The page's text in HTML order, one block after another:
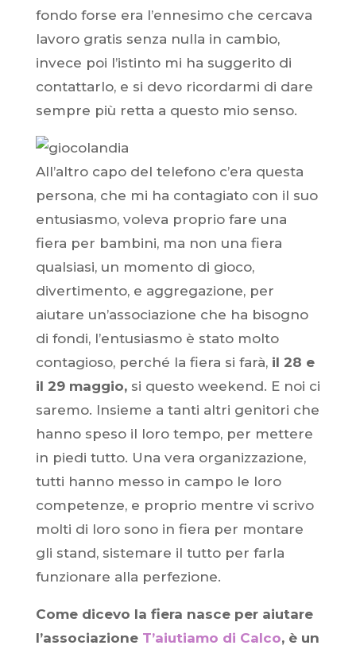
fondo forse era l’ennesimo che cercava
lavoro gratis senza nulla in cambio,
invece poi l’istinto mi ha suggerito di
contattarlo, e si devo ricordarmi di dare
sempre più retta a questo mio senso.
All’altro capo del telefono c’era questa
persona, che mi ha contagiato con il suo
entusiasmo, voleva proprio fare una
fiera per bambini, ma non una fiera
qualsiasi, un momento di gioco,
divertimento, e aggregazione, per
aiutare un’associazione che ha bisogno
di fondi, l’entusiasmo è stato molto
contagioso, perché la fiera si farà,il 28 e
il 29 maggio,si questo weekend. E noi ci
saremo. Insieme a tanti altri genitori che
hanno speso il loro tempo, per mettere
in piedi tutto. Una vera organizzazione,
tutti hanno messo in campo le loro
competenze, e proprio mentre vi scrivo
molti di loro sono in fiera per montare
gli stand, sistemare il tutto per farla
funzionare alla perfezione.
Come dicevo la fiera nasce per aiutare
l’associazione T’aiutiamo di Calco, è un